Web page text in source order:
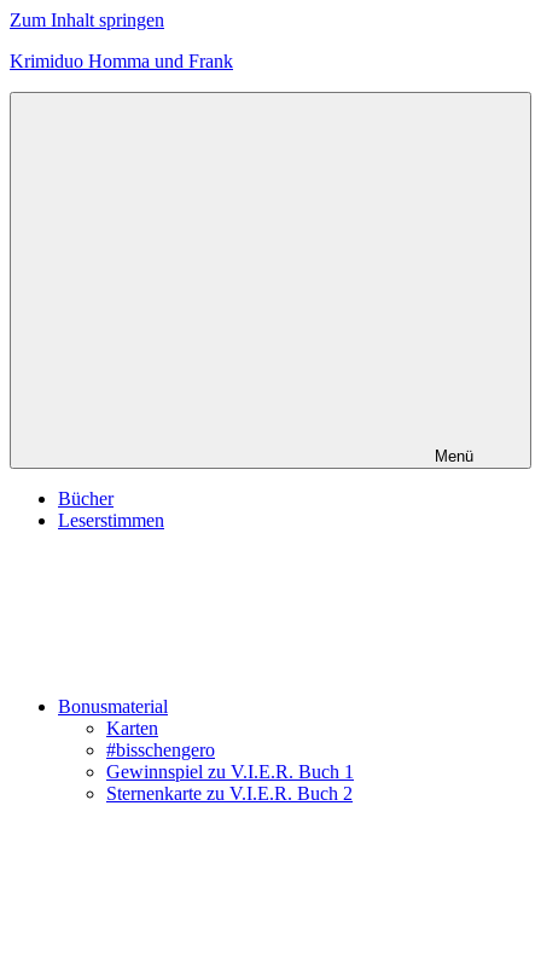
Zum Inhalt springen
Krimiduo Homma und Frank
Menü
Bücher
Leserstimmen
Bonusmaterial
Karten
#bisschengero
Gewinnspiel zu V.I.E.R. Buch 1
Sternenkarte zu V.I.E.R. Buch 2